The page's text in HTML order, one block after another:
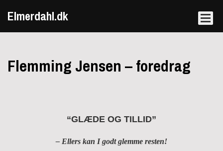
Elmerdahl.dk
Flemming Jensen – foredrag
“GLÆDE OG TILLID”
– Ellers kan I godt glemme resten!